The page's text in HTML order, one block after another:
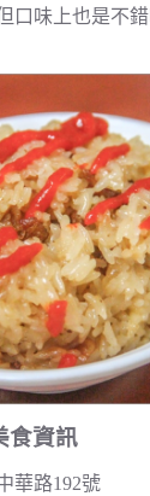
口味上也是不
食資訊
華路192號